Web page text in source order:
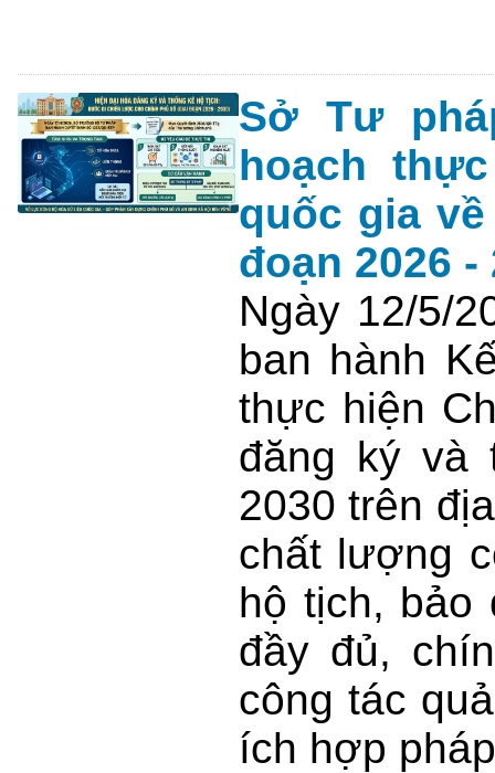
Sở Tư
hoạch
quốc gia
đoạn 2026 -
Ngày 12/5/
ban hành
thực hiện
đăng ký và
2030 trên
chất lượng
hộ tịch, bảo
đầy đủ,
công tác
ích hợp